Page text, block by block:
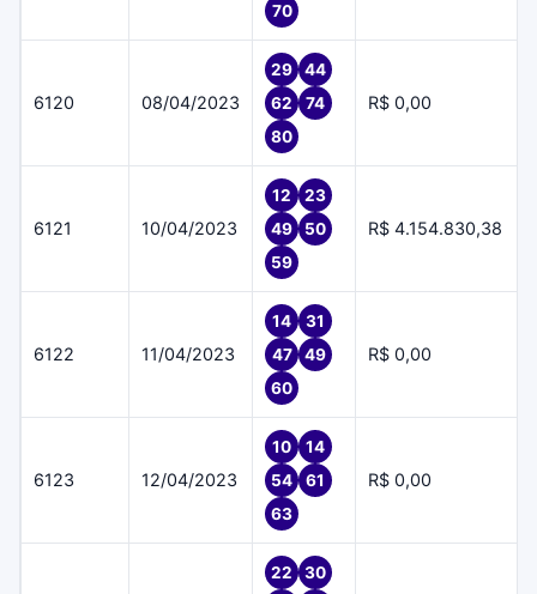
70
6120 08/04/2023
29
44
62
74
80
R$ 0,00
6121 10/04/2023
12
23
49
50
59
R$ 4.154.830,38
6122 11/04/2023
14
31
47
49
60
R$ 0,00
6123 12/04/2023
10
14
54
61
63
R$ 0,00
22
30